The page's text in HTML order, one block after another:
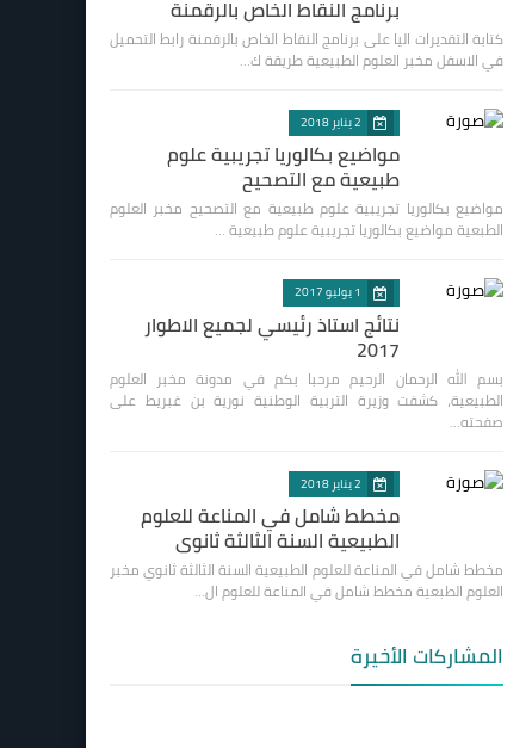
برنامج النقاط الخاص بالرقمنة
كتابة التقديرات اليا على برنامج النقاط الخاص بالرقمنة رابط التحميل
في الاسفل مخبر العلوم الطبيعية طريقة ك…
2 يناير 2018
مواضيع بكالوريا تجريبية علوم
طبيعية مع التصحيح
مواضيع بكالوريا تجريبية علوم طبيعية مع التصحيح مخبر العلوم
الطبعية مواضيع بكالوريا تجريبية علوم طبيعية …
1 يوليو 2017
نتائج استاذ رئيسي لجميع الاطوار
2017
بسم الله الرحمان الرحيم مرحبا بكم في مدونة مخبر العلوم
الطبيعية، كشفت وزيرة التربية الوطنية نورية بن غبريط على
صفحته…
2 يناير 2018
مخطط شامل في المناعة للعلوم
الطبيعية السنة الثالثة ثانوي
مخطط شامل في المناعة للعلوم الطبيعية السنة الثالثة ثانوي مخبر
العلوم الطبعية مخطط شامل في المناعة للعلوم ال…
المشاركات الأخيرة